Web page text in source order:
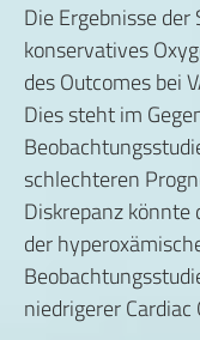
Die Ergebnisse
konservatives
des Outcomes bei
Dies steht im
schlechteren
Diskrepanz könnte
der
niedrigerer Cardiac